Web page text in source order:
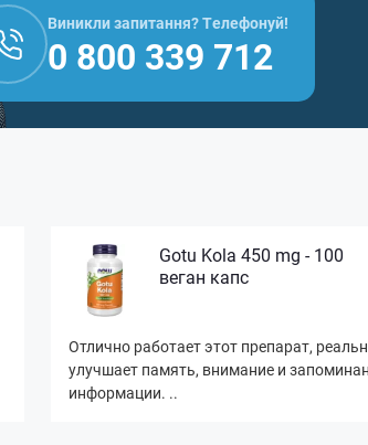
Виникли запитання? Телефонуй!
0 800 339 712
Gotu Kola 450 mg - 100
веган капс
Отлично работает этот препарат,
улучшает память, внимание и
информации. ..